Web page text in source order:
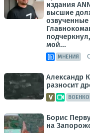
издания
высшие
мой...
МНЕНИЯ
Александр
разносит
Борис
на